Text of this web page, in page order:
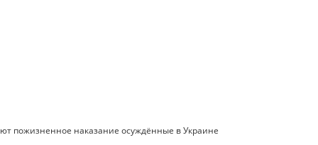
пожизненное наказание осуждённые в Украине